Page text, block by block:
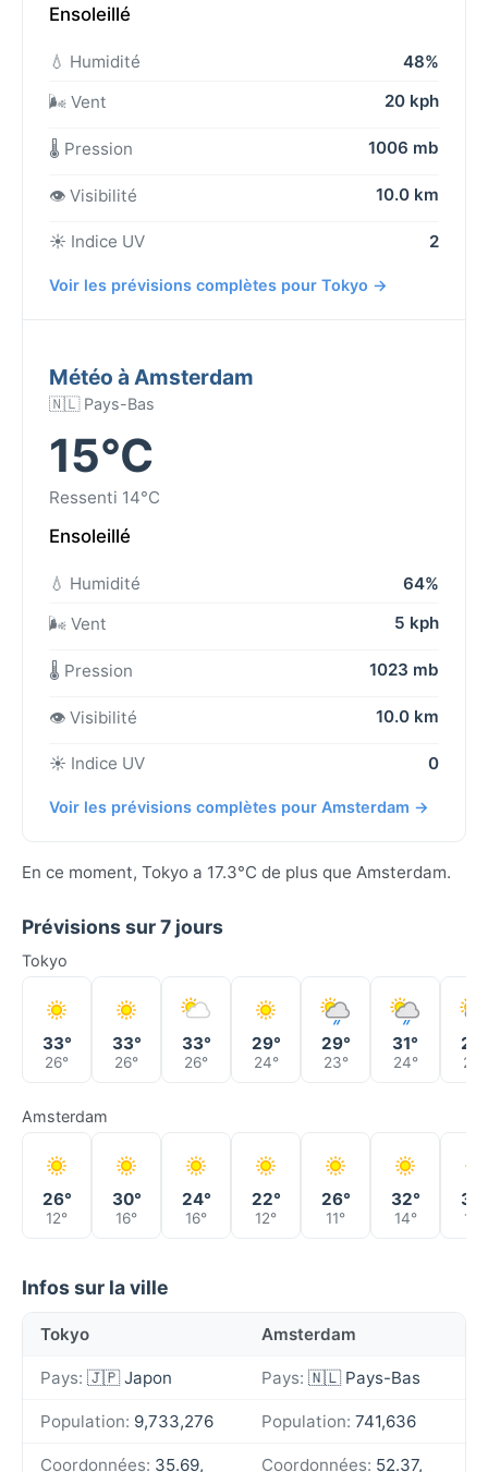
Ensoleillé
💧 Humidité
48%
🌬️ Vent
20 kph
🌡️ Pression 1006 mb
👁️ Visibilité 10.0 km
☀️ Indice UV 2
Voir les prévisions complètes pour Tokyo →
Météo à Amsterdam
🇳🇱 Pays-Bas
15°C
Ressenti 14°C
Ensoleillé
💧 Humidité
64%
🌬️ Vent
5 kph
🌡️ Pression 1023 mb
👁️ Visibilité 10.0 km
☀️ Indice UV 0
Voir les prévisions complètes pour Amsterdam →
En ce moment, Tokyo a 17.3°C de plus que Amsterdam.
Prévisions sur 7 jours
Tokyo
33°
26°
33°
26°
33°
26°
29°
24°
29°
23°
31°
24° 23°
Amsterdam
26°
12°
30°
16°
24°
16°
22°
12°
26°
11°
32°
14° 18°
Infos sur la ville
Tokyo Amsterdam
Pays: 🇯🇵 Japon Pays: 🇳🇱 Pays-Bas
Population: 9,733,276 Population: 741,636
Coordonnées: 35.69, Coordonnées: 52.37,